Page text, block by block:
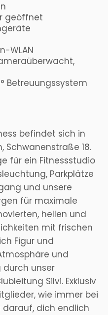
geöffnet
WLAN
Betreuungssystem
befindet sich in
Schwanenstraße 18.
für ein Fitnessstudio
Parkplätze
und unsere
für maximale
hellen und
mit frischen
Figur und
und
durch unser
Silvi. Exklusiv
wie immer bei
darauf, dich endlich